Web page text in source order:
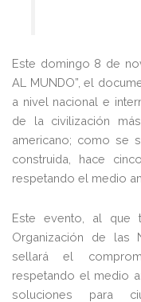
Este domingo 8 de
AL MUNDO”, el
a nivel nacional e
de la civilización
americano; como se
construida, hace
respetando el medio
Este evento, al que
Organización de las
sellará el
respetando el medio
soluciones para